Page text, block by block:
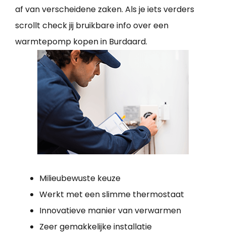
af van verscheidene zaken. Als je iets verders
scrollt check jij bruikbare info over een
warmtepomp kopen in Burdaard.
Milieubewuste keuze
Werkt met een slimme thermostaat
Innovatieve manier van verwarmen
Zeer gemakkelijke installatie